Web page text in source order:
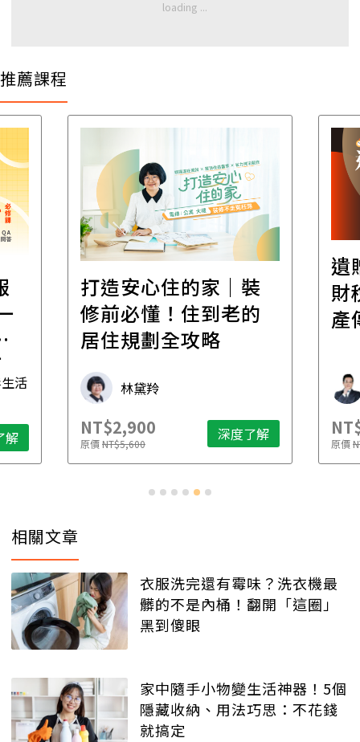
推薦課程
活
解
打造安心住的家｜裝
修前必懂！住到老的
居住規劃全攻略
林黛羚
NT$2,900
原價NT$5,600 深度了解
遺
財
產
原價
相關文章
衣服洗完還有霉味？洗衣機最
髒的不是內桶！翻開「這圈」
黑到傻眼
家中隨手小物變生活神器！5個
隱藏收納、用法巧思：不花錢
就搞定